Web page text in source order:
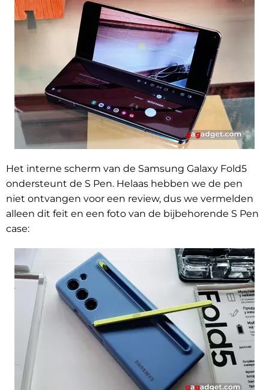
Het interne scherm van de Samsung Galaxy Fold5
ondersteunt de S Pen. Helaas hebben we de pen
niet ontvangen voor een review, dus we vermelden
alleen dit feit en een foto van de bijbehorende S Pen
case: